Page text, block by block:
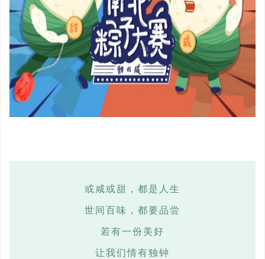
或咸或甜，都是人生
世间百味，都要品尝
若有一份美好
让我们情有独钟